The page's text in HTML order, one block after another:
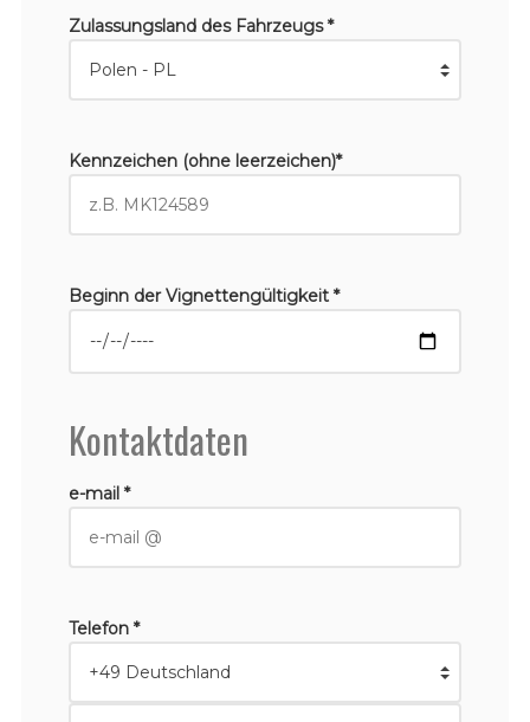
Zulassungsland des Fahrzeugs *
Kennzeichen (ohne leerzeichen)*
Beginn der Vignettengültigkeit *
Kontaktdaten
e-mail *
Telefon *